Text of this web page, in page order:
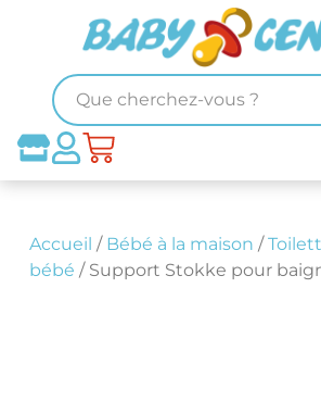
Accueil / Bébé à la maison /
bébé / Support Stokke pour